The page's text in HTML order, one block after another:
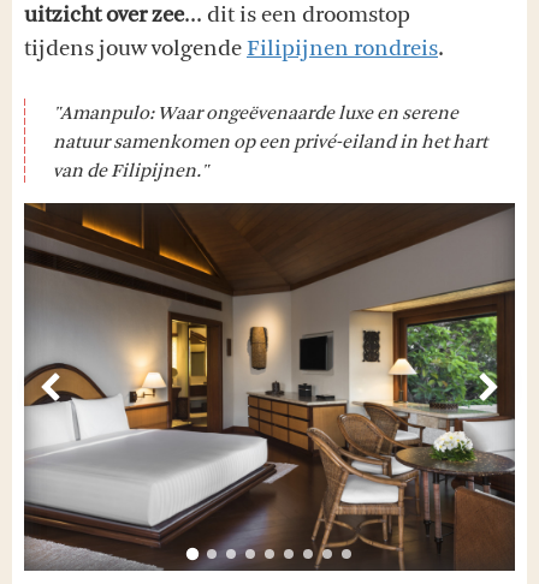
uitzicht over zee... dit is een droomstop
tijdens jouw volgendeFilipijnen rondreis.
"Amanpulo: Waar ongeëvenaarde luxe en serene
natuur samenkomen op een privé-eiland in het hart
van de Filipijnen."
Vorige